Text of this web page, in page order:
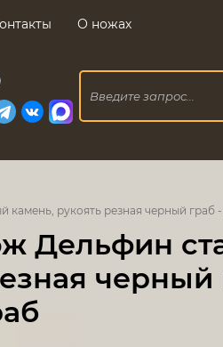
О ножах
рукоять резная черный граб
Дельфин